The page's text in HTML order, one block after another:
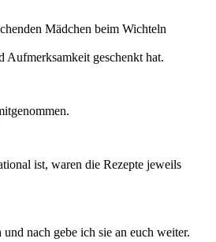
Mädchen beim Wichteln
Aufmerksamkeit geschenkt hat.
ist, waren die Rezepte jeweils
nach gebe ich sie an euch weiter.